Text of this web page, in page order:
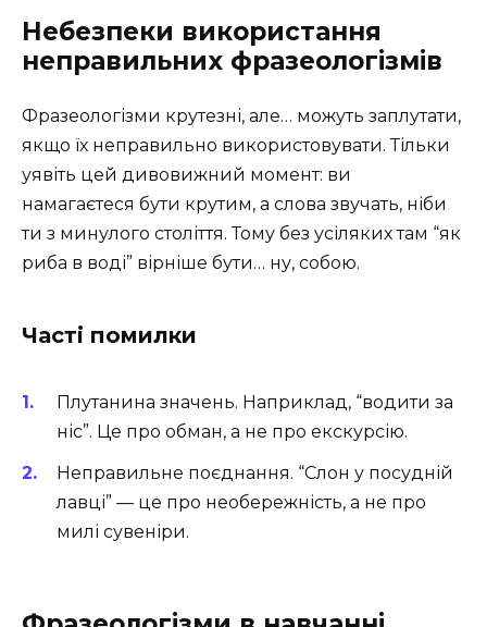
Небезпеки використання
неправильних фразеологізмів
Фразеологізми крутезні, але… можуть заплутати,
якщо їх неправильно використовувати. Тільки
уявіть цей дивовижний момент: ви
намагаєтеся бути крутим, а слова звучать, ніби
ти з минулого століття. Тому без усіляких там “як
риба в воді” вірніше бути… ну, собою.
Часті помилки
Плутанина значень. Наприклад, “водити за
ніс”. Це про обман, а не про екскурсію.
Неправильне поєднання. “Слон у посудній
лавці” — це про необережність, а не про
милі сувеніри.